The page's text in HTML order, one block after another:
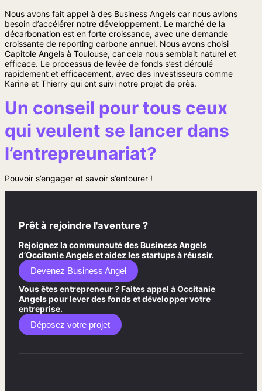
Nous avons fait appel à des Business Angels car nous avions
besoin d’accélérer notre développement. Le marché de la
décarbonation est en forte croissance, avec une demande
croissante de reporting carbone annuel. Nous avons choisi
Capitole Angels à Toulouse, car cela nous semblait naturel et
efficace. Le processus de levée de fonds s’est déroulé
rapidement et efficacement, avec des investisseurs comme
Karine et Thierry qui ont suivi notre projet de près.
Un conseil pour tous ceux
qui veulent se lancer dans
l’entrepreunariat?
Pouvoir s’engager et savoir s’entourer !
Prêt à rejoindre l'aventure ?
Rejoignez la communauté des Business Angels
d’Occitanie Angels et aidez les startups à réussir.
Devenez Business Angel
Vous êtes entrepreneur ? Faites appel à Occitanie
Angels pour lever des fonds et développer votre
entreprise.
Déposez votre projet